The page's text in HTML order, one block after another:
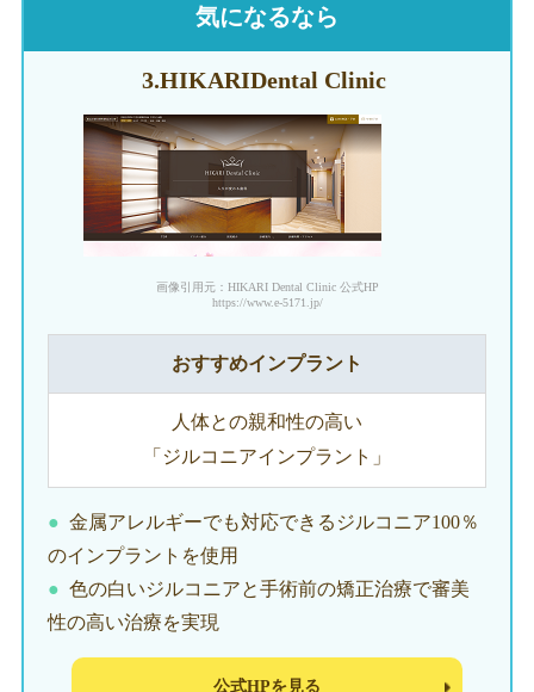
気になるなら
3.HIKARIDental Clinic
画像引用元：HIKARI Dental Clinic 公式HP
https://www.e-5171.jp/
おすすめインプラント
人体との親和性の高い
「ジルコニアインプラント」
金属アレルギーでも対応できるジルコニア100％
のインプラントを使用
色の白いジルコニアと手術前の矯正治療で審美
性の高い治療を実現
公式HPを見る